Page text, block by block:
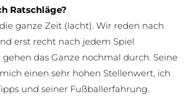
Ratschläge?
ganze Zeit (lacht). Wir reden nach
erst recht nach jedem Spiel
das Ganze nochmal durch. Seine
einen sehr hohen Stellenwert, ich
und seiner Fußballerfahrung.